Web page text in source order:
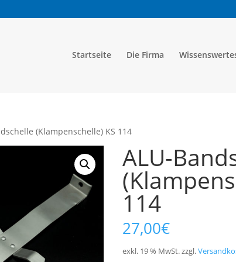
Startseite Die Firma
(Klampenschelle) KS 114
ALU-
114
27,00€
exkl. 19 % MwSt.zzgl.